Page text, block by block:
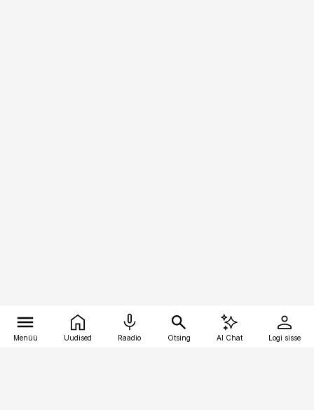
Menüü Uudised Raadio Otsing AI Chat Logi sisse